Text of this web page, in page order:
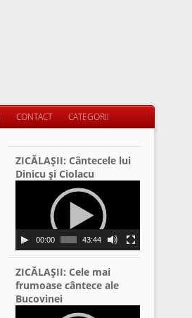
CONTACT CATEGORII
ZICĂLAŞII: Cântecele lui
Dinicu şi Ciolacu
00:00 43:44
ZICĂLAŞII: Cele mai
frumoase cântece ale
Bucovinei